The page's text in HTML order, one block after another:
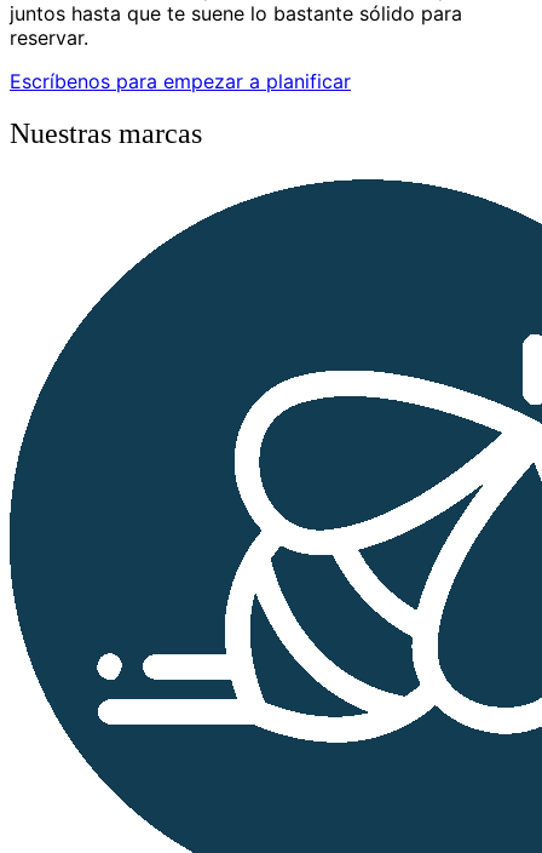
juntos hasta que te suene lo bastante sólido para
reservar.
Escríbenos para empezar a planificar
Nuestras marcas